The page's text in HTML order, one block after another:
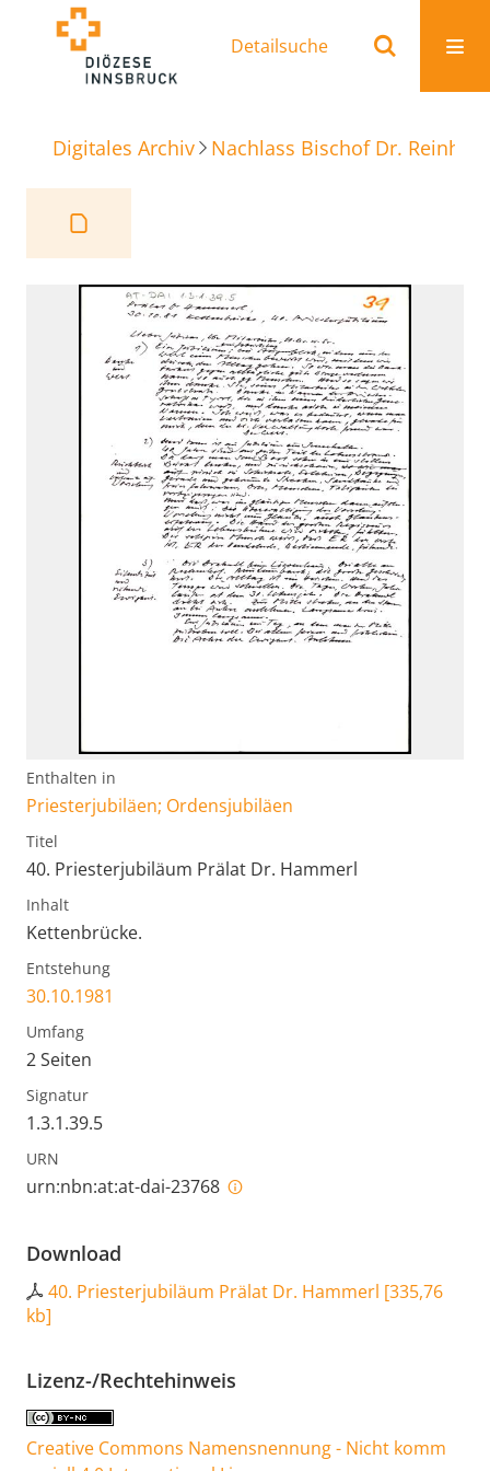
Detailsuche
Digitales Archiv Nachlass Bischof Dr.
Enthalten in
Priesterjubiläen; Ordensjubiläen
Titel
40. Priesterjubiläum Prälat Dr. Hammerl
Inhalt
Kettenbrücke.
Entstehung
30.10.1981
Umfang
2 Seiten
Signatur
1.3.1.39.5
URN
urn:nbn:at:at-dai-23768
Download
40. Priesterjubiläum Prälat Dr. Hammerl [335,76
kb]
Lizenz-/Rechtehinweis
Creative Commons Namensnennung - Nicht komm